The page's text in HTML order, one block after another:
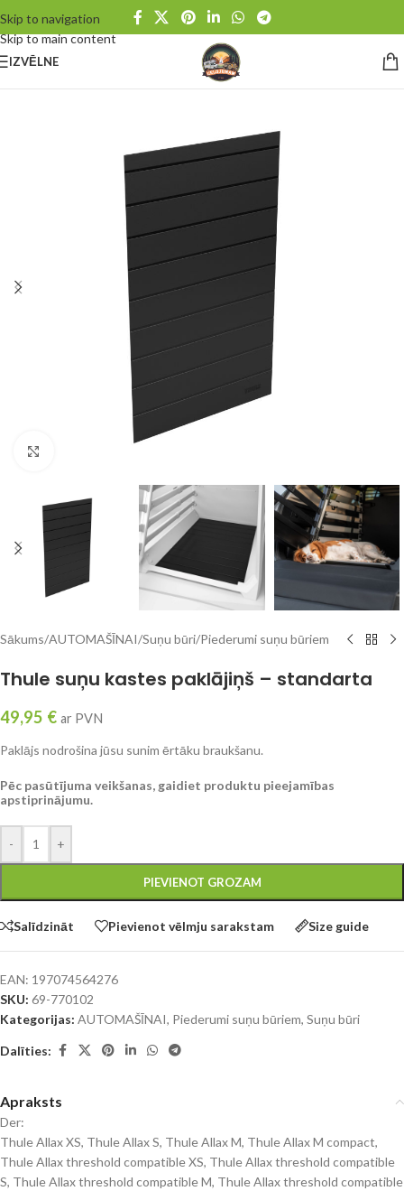
Skip to navigation
Skip to main content
IZVĒLNE
Sākums/AUTOMAŠĪNAI/Suņu būri/Piederumi suņu būriem
Thule suņu kastes paklājiņš – standarta
49,95 € ar PVN
Paklājs nodrošina jūsu sunim ērtāku braukšanu.
Pēc pasūtījuma veikšanas, gaidiet produktu pieejamības
apstiprinājumu.
- +
PIEVIENOT GROZAM
Salīdzināt Pievienot vēlmju sarakstam Size guide
EAN: 197074564276
SKU: 69-770102
Kategorijas: AUTOMAŠĪNAI, Piederumi suņu būriem, Suņu būri
Dalīties:
Apraksts
Der:
Thule Allax XS, Thule Allax S, Thule Allax M, Thule Allax M compact,
Thule Allax threshold compatible XS, Thule Allax threshold compatible
S, Thule Allax threshold compatible M, Thule Allax threshold compatible